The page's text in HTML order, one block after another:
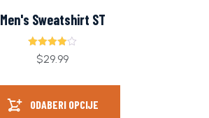
Men's Sweatshirt ST
Ocjenjeno
4.00
$29.99
ODABERI OPCIJE